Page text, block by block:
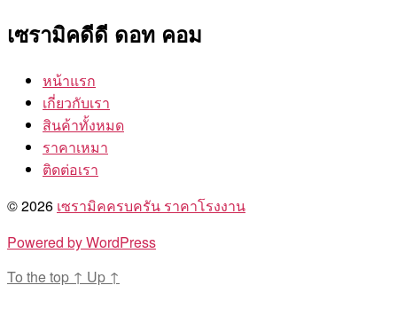
เซรามิคดีดี ดอท คอม
หน้าแรก
เกี่ยวกับเรา
สินค้าทั้งหมด
ราคาเหมา
ติดต่อเรา
© 2026 เซรามิคครบครัน ราคาโรงงาน
Powered by WordPress
To the top ↑ Up ↑